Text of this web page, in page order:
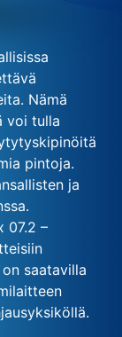
Nämä
voi tulla
pintoja.
ja
07.2 –
on saatavilla